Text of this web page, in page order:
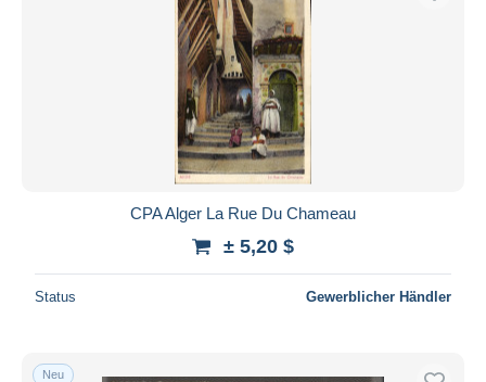
CPA Alger La Rue Du Chameau
± 5,20 $
Status Gewerblicher Händler
Neu